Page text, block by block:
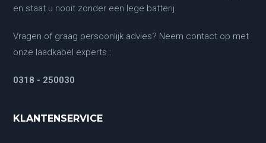
en staat u nooit zonder een lege batterij.
Vragen of graag persoonlijk advies? Neem contact op met
onze laadkabel experts :
0318 - 250030
KLANTENSERVICE